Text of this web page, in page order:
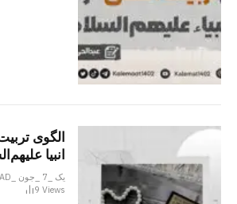
الگوی
انبیا‌‌
یک _7 _جون _2026AH 7-6-2026AD
9Views